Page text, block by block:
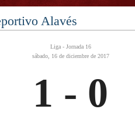
Alavés
Liga - Jornada 16
sábado, 16 de diciembre de 2017
1 - 0